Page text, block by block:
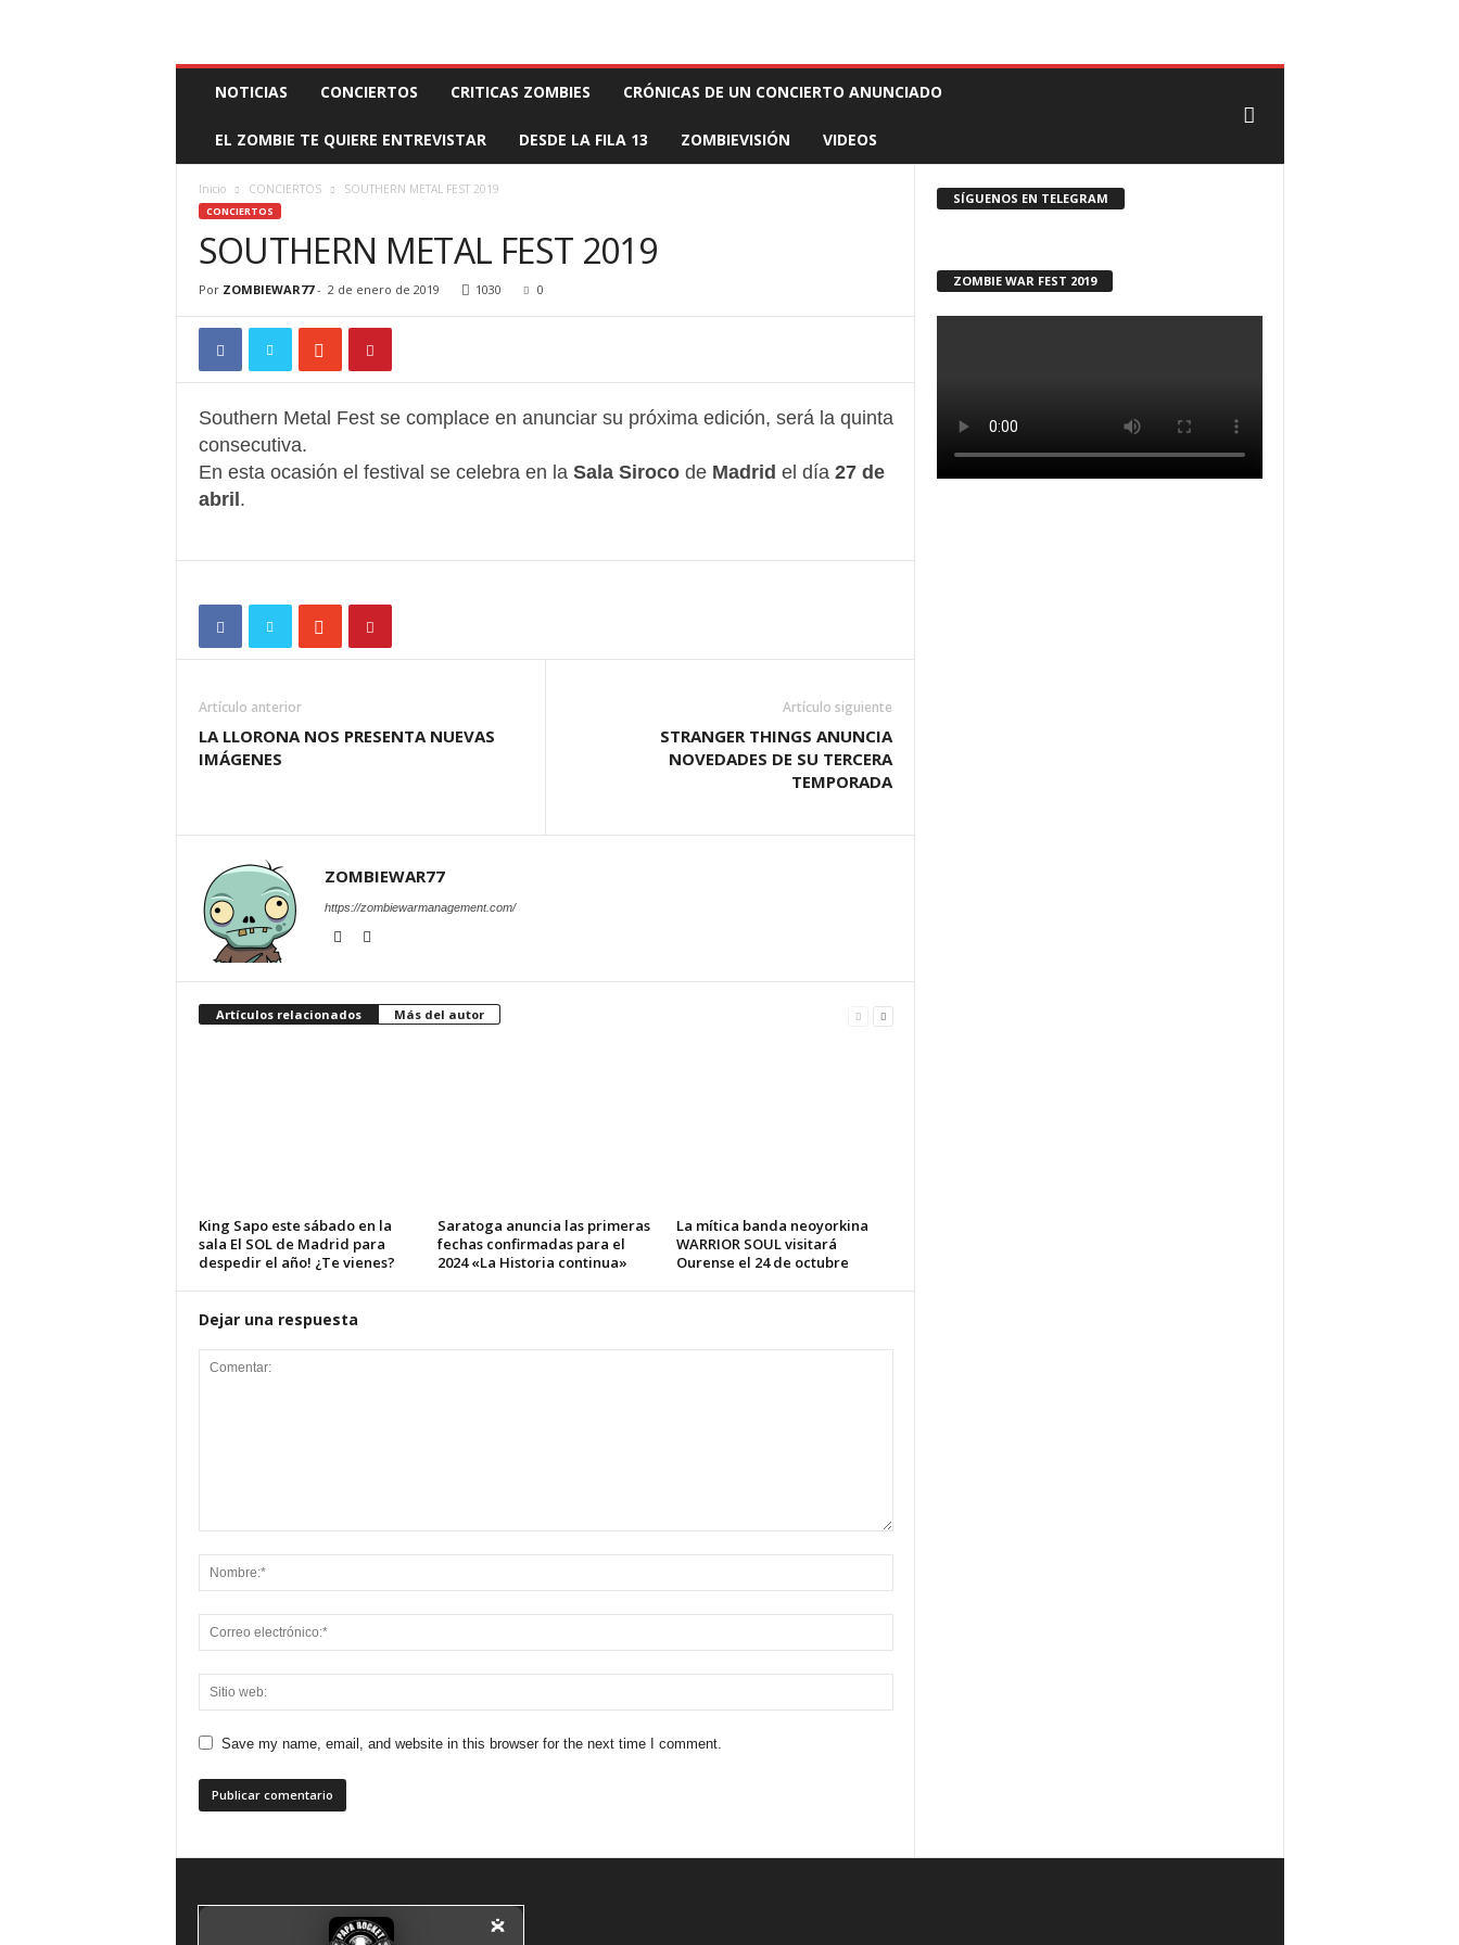
Z
I
NOTICIAS CONCIERTOS CRITICAS ZOMBIES CRÓNICAS DE UN CONCIERTO ANUNCIADO
EL ZOMBIE TE QUIERE ENTREVISTAR DESDE LA FILA 13 ZOMBIEVISIÓN VIDEOS
Inicio CONCIERTOS SOUTHERN METAL FEST 2019
CONCIERTOS
SOUTHERN METAL FEST 2019
Por ZOMBIEWAR77- 2 de enero de 2019 1030 0
Southern Metal Fest se complace en anunciar su próxima edición, será la quinta
consecutiva.
En esta ocasión el festival se celebra en la Sala Siroco deMadrid el día 27 de
abril .
Artículo anterior
LA LLORONA NOS PRESENTA NUEVAS
IMÁGENES
Artículo siguiente
STRANGER THINGS ANUNCIA
NOVEDADES DE SU TERCERA
TEMPORADA
ZOMBIEWAR77
https://zombiewarmanagement.com/
Artículos relacionados Más del autor
King Sapo este sábado en la
sala El SOL de Madrid para
despedir el año! ¿Te vienes?
Saratoga anuncia las primeras
fechas confirmadas para el
2024 «La Historia continua»
La mítica banda neoyorkina
WARRIOR SOUL visitará
Ourense el 24 de octubre
Dejar una respuesta
Save my name, email, and website in this browser for the next time I comment.
SÍGUENOS EN TELEGRAM
ZOMBIE WAR FEST 2019